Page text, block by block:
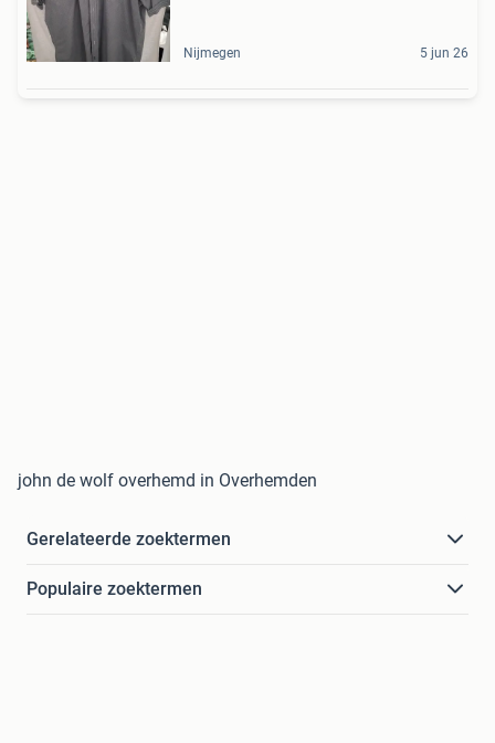
Nijmegen 5 jun 26
john de wolf overhemd in Overhemden
Gerelateerde zoektermen
Populaire zoektermen